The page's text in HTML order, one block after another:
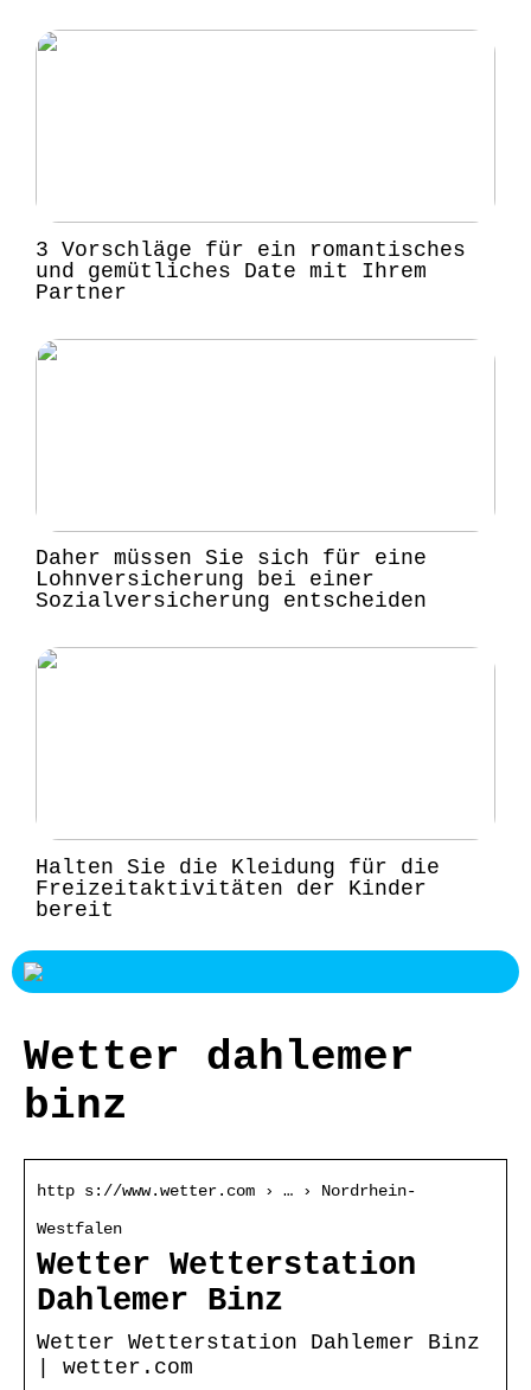
3 Vorschläge für ein romantisches
und gemütliches Date mit Ihrem
Partner
Daher müssen Sie sich für eine
Lohnversicherung bei einer
Sozialversicherung entscheiden
Halten Sie die Kleidung für die
Freizeitaktivitäten der Kinder
bereit
Wetter dahlemer
binz
http s://www.wetter.com › … › Nordrhein-
Westfalen
Wetter Wetterstation
Dahlemer Binz
Wetter Wetterstation Dahlemer Binz
| wetter.com